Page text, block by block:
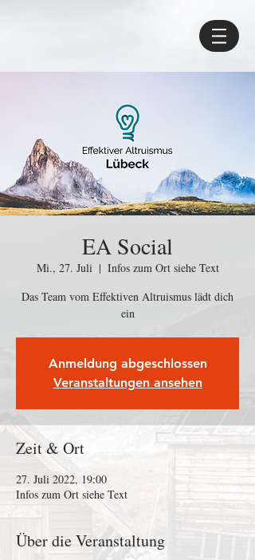
EA Social
Mi., 27. Juli
  |
Infos zum Ort siehe Text
Das Team vom Effektiven Altruismus lädt dich
ein
Anmeldung abgeschlossen
Veranstaltungen ansehen
Zeit & Ort
27. Juli 2022, 19:00
Infos zum Ort siehe Text
Über die Veranstaltung